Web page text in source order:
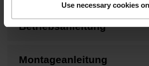
Use necessary cookies
Betriebsanleitung
Montageanleitung